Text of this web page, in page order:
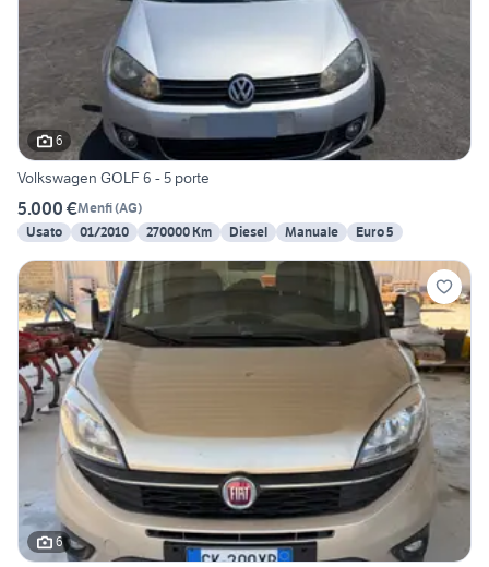
6
Volkswagen GOLF 6 - 5 porte
5.000 €Menfi(AG)
Usato
01/2010 270000 Km Diesel Manuale Euro 5
6